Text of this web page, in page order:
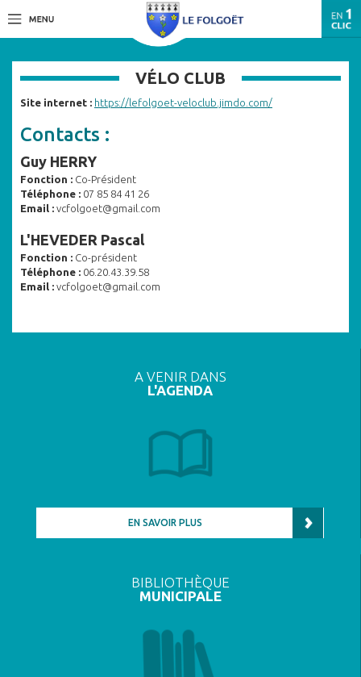
VÉLO CLUB
Site internet : https://lefolgoet-veloclub.jimdo.com/
Contacts :
Guy HERRY
Fonction : Co-Président
Téléphone : 07 85 84 41 26
Email : vcfolgoet@gmail.com
L'HEVEDER Pascal
Fonction : Co-président
Téléphone : 06.20.43.39.58
Email : vcfolgoet@gmail.com
A VENIR DANS
L'AGENDA
EN SAVOIR PLUS
BIBLIOTHÈQUE
MUNICIPALE